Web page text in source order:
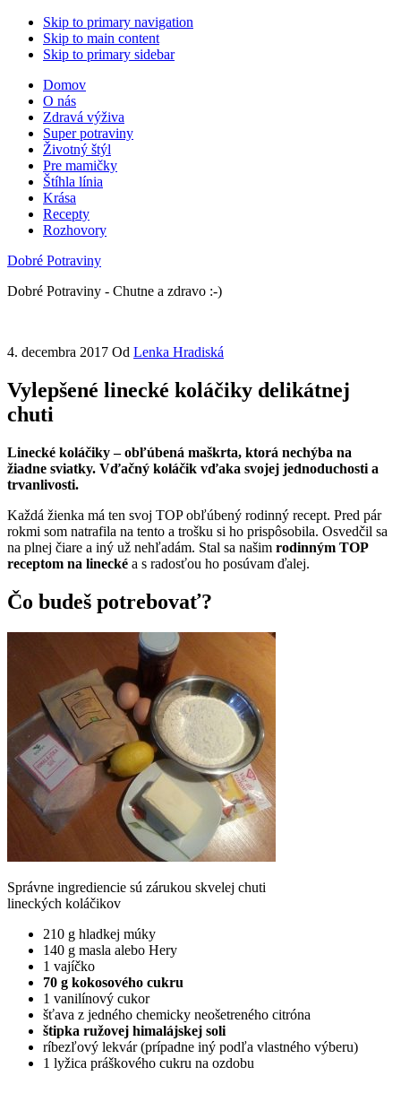
Skip to primary navigation
Skip to main content
Skip to primary sidebar
Domov
O nás
Zdravá výživa
Super potraviny
Životný štýl
Pre mamičky
Štíhla línia
Krása
Recepty
Rozhovory
Dobré Potraviny
Dobré Potraviny - Chutne a zdravo :-)
4. decembra 2017 Od Lenka Hradiská
Vylepšené linecké koláčiky delikátnej
chuti
Linecké koláčiky – obľúbená maškrta, ktorá nechýba na
žiadne sviatky. Vďačný koláčik vďaka svojej jednoduchosti a
trvanlivosti.
Každá žienka má ten svoj TOP obľúbený rodinný recept. Pred pár
rokmi som natrafila na tento a trošku si ho prispôsobila. Osvedčil sa
na plnej čiare a iný už nehľadám. Stal sa našim rodinným TOP
receptom na linecké a s radosťou ho posúvam ďalej.
Čo budeš potrebovať?
Správne ingrediencie sú zárukou skvelej chuti
lineckých koláčikov
210 g hladkej múky
140 g masla alebo Hery
1 vajíčko
70 g kokosového cukru
1 vanilínový cukor
šťava z jedného chemicky neošetreného citróna
štipka ružovej himalájskej soli
ríbezľový lekvár (prípadne iný podľa vlastného výberu)
1 lyžica práškového cukru na ozdobu